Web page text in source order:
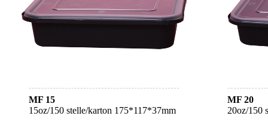
MF 15
15oz/150 stelle/karton 175*117*37mm
MF 20
20oz/150